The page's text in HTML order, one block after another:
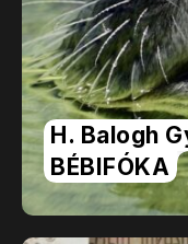
H. Balogh
BÉBIFÓKA